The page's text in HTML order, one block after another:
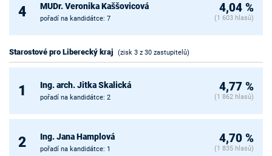
4 MUDr. Veronika Kaššovicová
pořadí na kandidátce: 7
4,04 %
(1 603 hlasů)
Starostové pro Liberecký kraj (zisk 3 z 30 zastupitelů)
1 Ing. arch. Jitka Skalická
pořadí na kandidátce: 2
4,77 %
(1 862 hlasů)
2 Ing. Jana Hamplová
pořadí na kandidátce: 1
4,70 %
(1 835 hlasů)